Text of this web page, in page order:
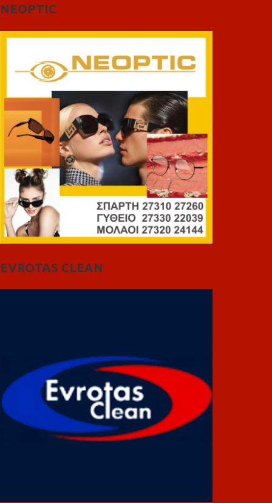
NEOPTIC
EVROTAS CLEAN